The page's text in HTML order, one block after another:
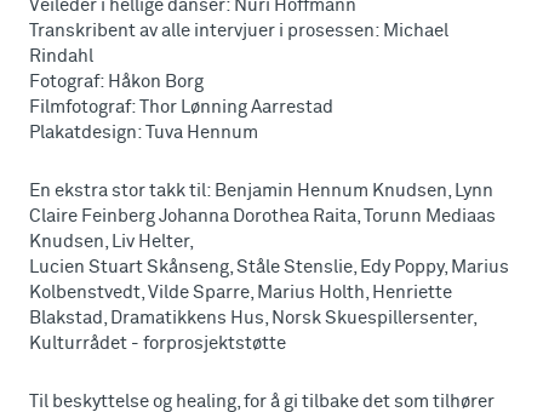
Veileder i hellige danser: Nuri Hoffmann
Transkribent av alle intervjuer i prosessen: Michael
Rindahl
Fotograf: Håkon Borg
Filmfotograf: Thor Lønning Aarrestad
Plakatdesign: Tuva Hennum
En ekstra stor takk til: Benjamin Hennum Knudsen, Lynn
Claire Feinberg Johanna Dorothea Raita, Torunn Mediaas
Knudsen, Liv Helter,
Lucien Stuart Skånseng, Ståle Stenslie, Edy Poppy, Marius
Kolbenstvedt, Vilde Sparre, Marius Holth, Henriette
Blakstad, Dramatikkens Hus, Norsk Skuespillersenter,
Kulturrådet - forprosjektstøtte
Til beskyttelse og healing, for å gi tilbake det som tilhører